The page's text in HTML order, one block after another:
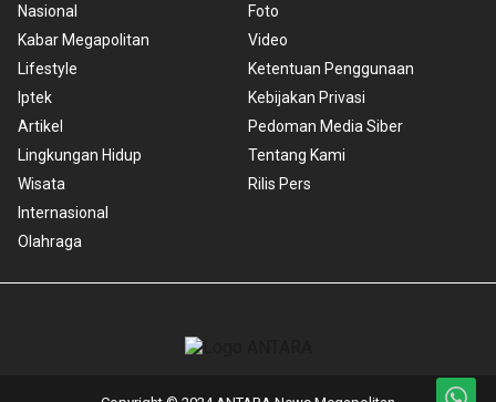
Nasional
Kabar Megapolitan
Lifestyle
Iptek
Artikel
Lingkungan Hidup
Wisata
Internasional
Olahraga
Foto
Video
Ketentuan Penggunaan
Kebijakan Privasi
Pedoman Media Siber
Tentang Kami
Rilis Pers